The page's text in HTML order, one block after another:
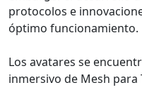
protocolos e
óptimo funcionamiento.
Los avatares se
inmersivo de Mesh para